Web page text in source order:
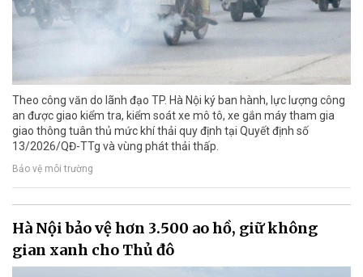
Theo công văn do lãnh đạo TP. Hà Nội ký ban hành, lực lượng công
an được giao kiểm tra, kiểm soát xe mô tô, xe gắn máy tham gia
giao thông tuân thủ mức khí thải quy định tại Quyết định số
13/2026/QĐ-TTg và vùng phát thải thấp.
Bảo vệ môi trường
Hà Nội bảo vệ hơn 3.500 ao hồ, giữ không
gian xanh cho Thủ đô